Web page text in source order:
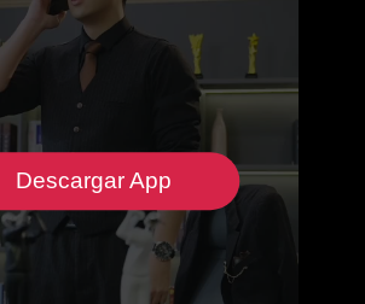
Descargar App